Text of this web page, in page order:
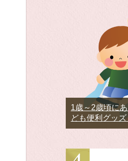
1歳～2歳頃に
ども便利グッズ